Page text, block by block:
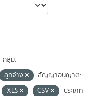
กลุ่ม:
ลูกจ้าง
สัญญาอนุญาต:
XLS CSV
ประเภท